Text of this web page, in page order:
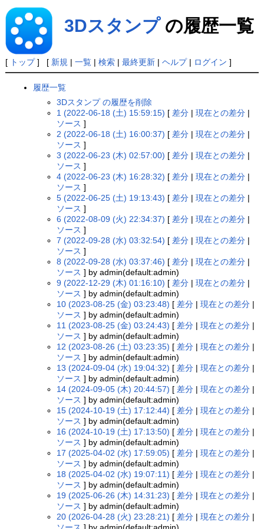
3Dスタンプの履歴一覧
[ トップ] [ 新規 | 一覧| 検索| 最終更新| ヘルプ| ログイン ]
履歴一覧
3Dスタンプ の履歴を削除
1 (2022-06-18 (土) 15:59:15) [ 差分 |現在との差分 |
ソース ]
2 (2022-06-18 (土) 16:00:37) [ 差分 |現在との差分 |
ソース ]
3 (2022-06-23 (木) 02:57:00) [ 差分 |現在との差分 |
ソース ]
4 (2022-06-23 (木) 16:28:32) [ 差分 |現在との差分 |
ソース ]
5 (2022-06-25 (土) 19:13:43) [ 差分 |現在との差分 |
ソース ]
6 (2022-08-09 (火) 22:34:37) [ 差分 |現在との差分 |
ソース ]
7 (2022-09-28 (水) 03:32:54) [ 差分 |現在との差分 |
ソース ]
8 (2022-09-28 (水) 03:37:46) [ 差分 |現在との差分 |
ソース ] by admin(default:admin)
9 (2022-12-29 (木) 01:16:10) [ 差分 |現在との差分 |
ソース ] by admin(default:admin)
10 (2023-08-25 (金) 03:23:48) [ 差分 |現在との差分 |
ソース ] by admin(default:admin)
11 (2023-08-25 (金) 03:24:43) [ 差分 |現在との差分 |
ソース ] by admin(default:admin)
12 (2023-08-26 (土) 03:23:35) [ 差分 |現在との差分 |
ソース ] by admin(default:admin)
13 (2024-09-04 (水) 19:04:32) [ 差分 |現在との差分 |
ソース ] by admin(default:admin)
14 (2024-09-05 (木) 20:44:57) [ 差分 |現在との差分 |
ソース ] by admin(default:admin)
15 (2024-10-19 (土) 17:12:44) [ 差分 |現在との差分 |
ソース ] by admin(default:admin)
16 (2024-10-19 (土) 17:13:50) [ 差分 |現在との差分 |
ソース ] by admin(default:admin)
17 (2025-04-02 (水) 17:59:05) [ 差分 |現在との差分 |
ソース ] by admin(default:admin)
18 (2025-04-02 (水) 19:07:11) [ 差分 |現在との差分 |
ソース ] by admin(default:admin)
19 (2025-06-26 (木) 14:31:23) [ 差分 |現在との差分 |
ソース ] by admin(default:admin)
20 (2026-04-28 (火) 23:28:21) [ 差分 |現在との差分 |
ソース ] by admin(default:admin)